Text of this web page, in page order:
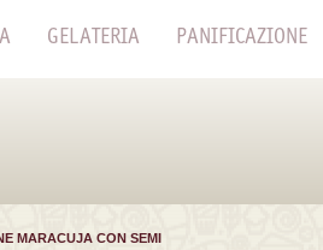
GELATERIA PANIFICAZIONE
MARACUJA CON SEMI